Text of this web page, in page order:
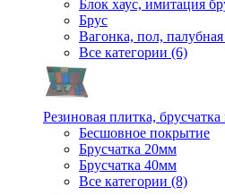
Блок хаус, имитация
Брус
Вагонка, пол, палубная
Все категории (6)
Резиновая плитка,
Бесшовное покрытие
Брусчатка 20мм
Брусчатка 40мм
Все категории (8)